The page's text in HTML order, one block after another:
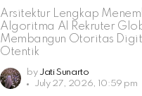
Arsitektur Lengkap
Algoritma AI Rekruter
Membangun Otoritas
Otentik
by Jati Sunarto
July 27, 2026, 10:59 pm